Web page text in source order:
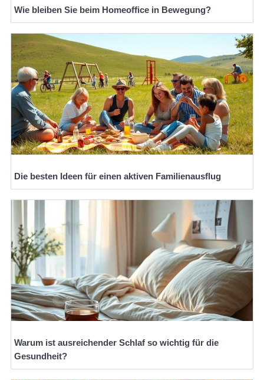
Wie bleiben Sie beim Homeoffice in Bewegung?
Die besten Ideen für einen aktiven Familienausflug
Warum ist ausreichender Schlaf so wichtig für die
Gesundheit?